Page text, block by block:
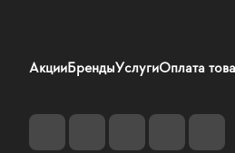
АкцииБрендыУслугиОплата